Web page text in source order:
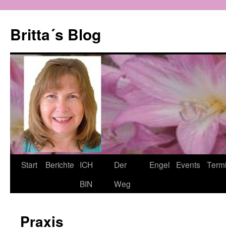
springen
Britta´s Blog
Start Berichte ICH
BIN
Der
Weg
Engel Events
Praxis